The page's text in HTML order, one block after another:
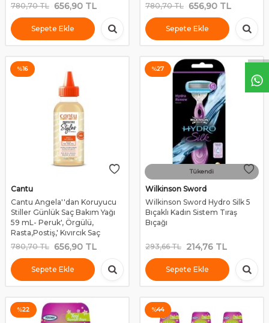
780,70TL 656,90 TL
Sepete Ekle
780,70TL 656,90 TL
Sepete Ekle
%16
Cantu
Cantu Angela''dan Koruyucu
Stiller Günlük Saç Bakım Yağı
59 mL- Peruk', Örgülü,
Rasta,Postiş,' Kıvırcık Saç
780,70TL 656,90 TL
Sepete Ekle
%27
Tükendi
Wilkinson Sword
Wilkinson Sword Hydro Silk 5
Bıçaklı Kadın Sistem Tıraş
Bıçağı
293,66TL 214,76 TL
Sepete Ekle
%22 %44